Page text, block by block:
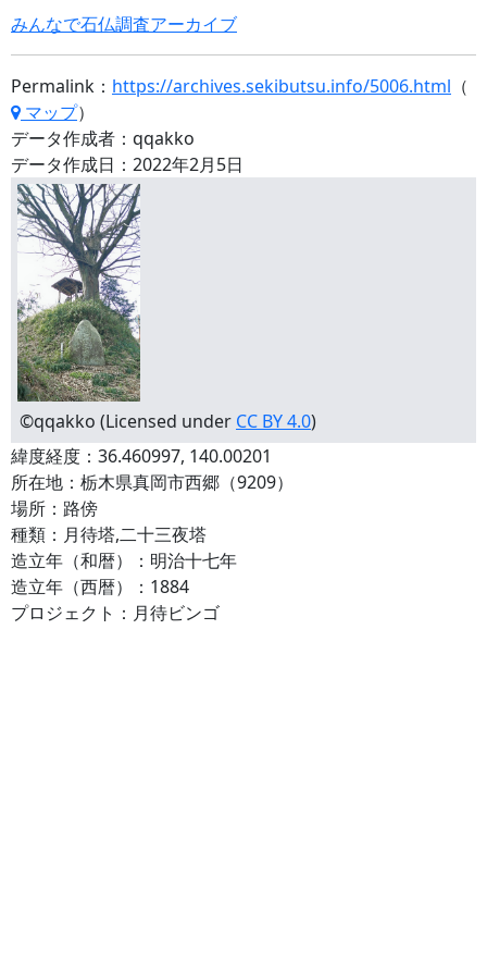
みんなで石仏調査アーカイブ
Permalink： https://archives.sekibutsu.info/5006.html （
マップ）
データ作成者：qqakko
データ作成日：2022年2月5日
©qqakko (Licensed under CC BY 4.0)
緯度経度：36.460997, 140.00201
所在地：栃木県真岡市西郷（9209）
場所：路傍
種類：月待塔,二十三夜塔
造立年（和暦）：明治十七年
造立年（西暦）：1884
プロジェクト：月待ビンゴ